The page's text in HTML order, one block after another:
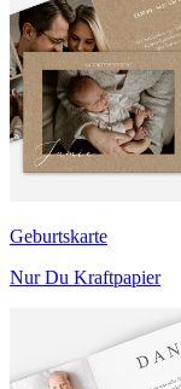
Geburtskarte
Nur Du Kraftpapier